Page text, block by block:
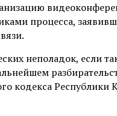
процесса,
неполадок, если
кодекса Республики